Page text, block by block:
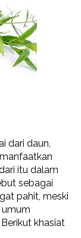
dari daun,
itu dalam
sebagai
pahit, meski
khasiat